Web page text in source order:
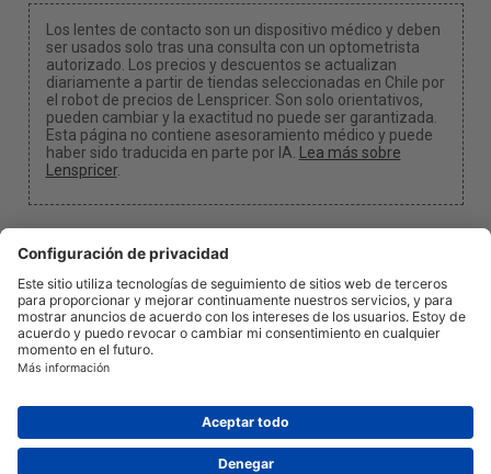
Los lentes de contacto son un dispositivo médico y deben
ser usados solo tras una consulta con un optometrista
autorizado. Los precios y descuentos se actualizan
diariamente a partir de tiendas seleccionadas en Chile por
el robot de precios de Lenspricer. Son solo orientativos,
pueden cambiar y la exactitud no puede ser garantizada.
Esta página no contiene asesoramiento médico y puede
haber sido traducida en parte por IA. Lea más sobre
Lenspricer.
Configuración de cookies
Podemos recibir una comisión si usa uno de nuestros
Acerca de nosotrosNoticiasInformaciónPrivacidadLegal
info@lenspricer.cl
DK44428156